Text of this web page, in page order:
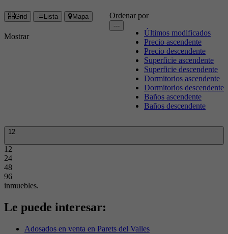
Ordenar por
---
Últimos modificados
Precio ascendente
Precio descendente
Superficie ascendente
Superficie descendente
Dormitorios ascendente
Dormitorios descendente
Baños ascendente
Baños descendente
Grid Lista Mapa
Mostrar
12
12
24
48
96
inmuebles.
Le puede interesar:
Adosados en venta en Parets del Valles